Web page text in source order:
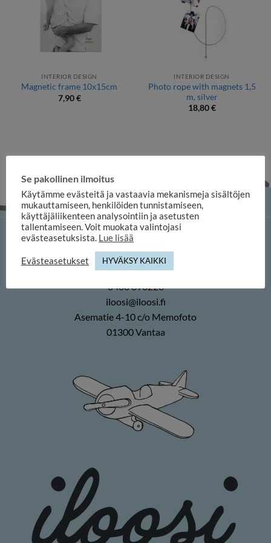
INTERIOR DESIGN
Magnetic frame 10x15cm
7,90€
INTERIOR DESIGN
Photo rope with magnets 1,5
m, silver
18,80€
iloosi online shop
Duuilo Oy
0400 896226
iloosi@iloosi.fi
Asematie 4-10 c/o Memofoto
01300 Vantaa
Se pakollinen ilmoitus
Käytämme evästeitä ja vastaavia mekanismeja sisältöjen
mukauttamiseen, henkilöiden tunnistamiseen,
käyttäjäliikenteen analysointiin ja asetusten
tallentamiseen. Voit muokata valintojasi
evästeasetuksista. Lue lisää
Evästeasetukset HYVÄKSY KAIKKI